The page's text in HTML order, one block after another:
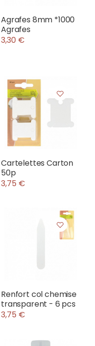
Agrafes 8mm *1000
Agrafes
3,30 €
Cartelettes Carton
50p
3,75 €
Renfort col chemise
transparent - 6 pcs
3,75 €